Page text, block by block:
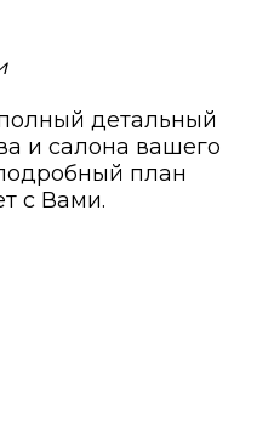
детальный
и салона вашего
план
с Вами.